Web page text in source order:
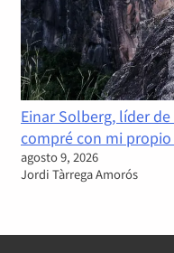
Einar Solberg, líder
compré con mi
agosto 9, 2026
Jordi Tàrrega Amorós